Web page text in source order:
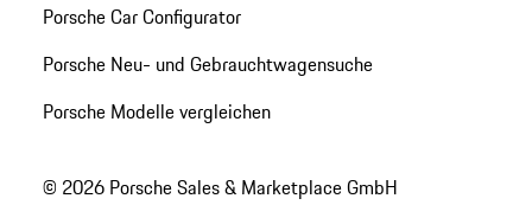
Porsche Car Configurator
Porsche Neu- und Gebrauchtwagensuche
Porsche Modelle vergleichen
© 2026 Porsche Sales & Marketplace GmbH